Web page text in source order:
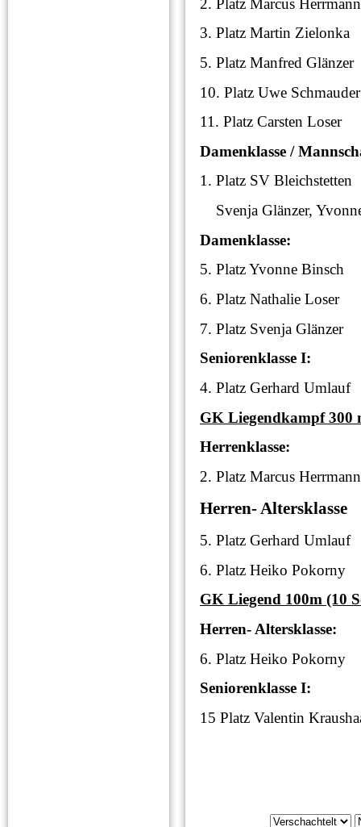
3. Platz Martin
5. Platz Manfred
10. Platz Uwe
11. Platz Carsten
Damenklasse /
1. Platz SV
Svenja Glänzer,
Damenklasse:
5. Platz Yvonne
6. Platz Nathalie
7. Platz Svenja
Seniorenklasse I:
4. Platz Gerhard
GK Liegendkampf 300
Herrenklasse:
2. Platz Marcus
Herren- Altersklasse
5. Platz Gerhard
6. Platz Heiko
GK Liegend 100m (10
Herren- Altersklasse:
6. Platz Heiko
Seniorenklasse I:
15 Platz Valentin